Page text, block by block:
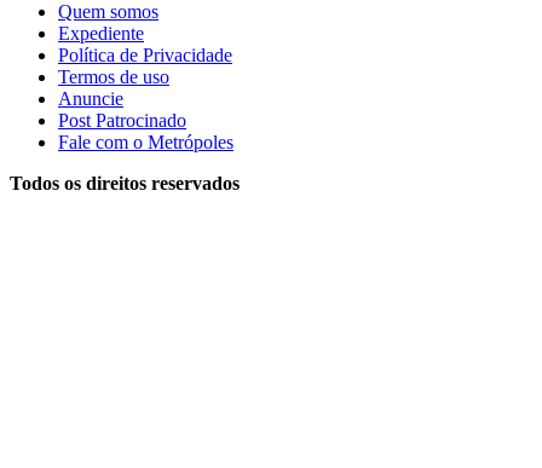
Quem somos
Expediente
Política de Privacidade
Termos de uso
Anuncie
Post Patrocinado
Fale com o Metrópoles
Todos os direitos reservados